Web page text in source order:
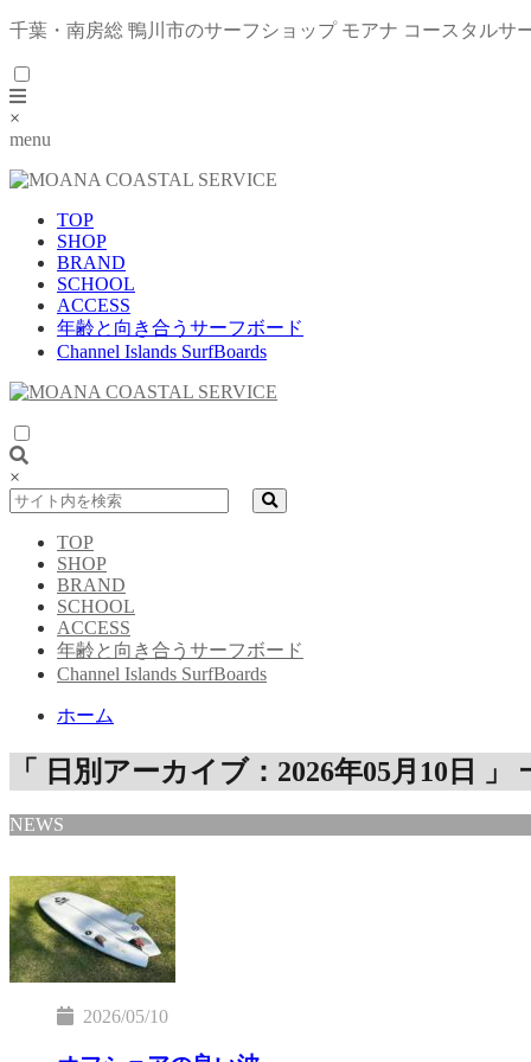
千葉・南房総 鴨川市のサーフショップ モアナ コースタルサ
×
menu
TOP
SHOP
BRAND
SCHOOL
ACCESS
年齢と向き合うサーフボード
Channel Islands SurfBoards
×
TOP
SHOP
BRAND
SCHOOL
ACCESS
年齢と向き合うサーフボード
Channel Islands SurfBoards
ホーム
「 日別アーカイブ：2026年05月10日 」
NEWS
2026/05/10